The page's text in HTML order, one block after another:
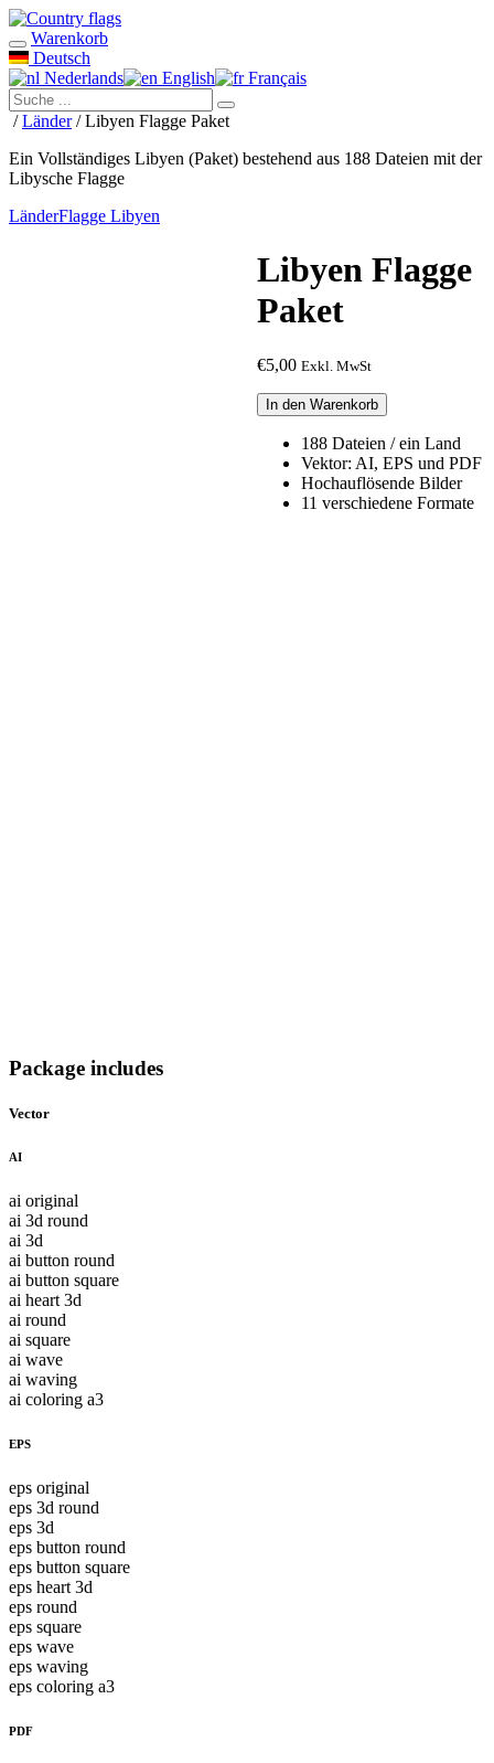
Warenkorb
Deutsch
Nederlands
English Français
/Länder/ Libyen Flagge Paket
Ein Vollständiges Libyen (Paket) bestehend aus 188 Dateien mit der
Libysche Flagge
LänderFlagge Libyen
Libyen Flagge
Paket
€5,00 Exkl. MwSt
Libyen
Flagge
Paket
Menge
In den Warenkorb
188 Dateien / ein Land
Vektor: AI, EPS und PDF
Hochauflösende Bilder
11 verschiedene Formate
Package includes
Vector
AI
ai original
ai 3d round
ai 3d
ai button round
ai button square
ai heart 3d
ai round
ai square
ai wave
ai waving
ai coloring a3
EPS
eps original
eps 3d round
eps 3d
eps button round
eps button square
eps heart 3d
eps round
eps square
eps wave
eps waving
eps coloring a3
PDF